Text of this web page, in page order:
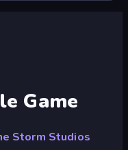
Game
Storm Studios